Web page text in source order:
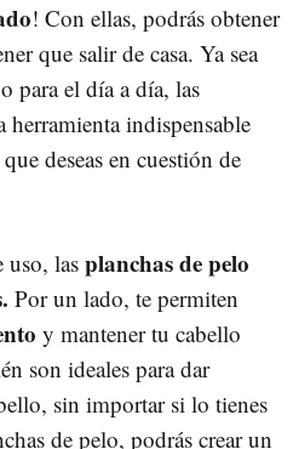
! Con ellas, podrás obtener
que salir de casa. Ya sea
para el día a día, las
herramienta indispensable
deseas en cuestión de
uso, las planchas de pelo
Por un lado, te permiten
y mantener tu cabello
son ideales para dar
sin importar si lo tienes
de pelo, podrás crear un